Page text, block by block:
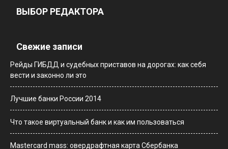
ВЫБОР РЕДАКТОРА
Свежие записи
Рейды ГИБДД и судебных приставов на дорогах: как себя
вести и законно ли это
Лучшие банки России 2014
Что такое виртуальный банк и как им пользоваться
Мastercard mass: овердрафтная карта Сбербанка